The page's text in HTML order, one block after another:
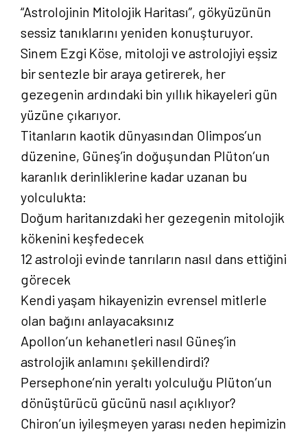
“Astrolojinin Mitolojik Haritası”, gökyüzünün
sessiz tanıklarını yeniden konuşturuyor.
Sinem Ezgi Köse, mitoloji ve astrolojiyi eşsiz
bir sentezle bir araya getirerek, her
gezegenin ardındaki bin yıllık hikayeleri gün
yüzüne çıkarıyor.
Titanların kaotik dünyasından Olimpos’un
düzenine, Güneş’in doğuşundan Plüton’un
karanlık derinliklerine kadar uzanan bu
yolculukta:
Doğum haritanızdaki her gezegenin mitolojik
kökenini keşfedecek
12 astroloji evinde tanrıların nasıl dans ettiğini
görecek
Kendi yaşam hikayenizin evrensel mitlerle
olan bağını anlayacaksınız
Apollon’un kehanetleri nasıl Güneş’in
astrolojik anlamını şekillendirdi?
Persephone’nin yeraltı yolculuğu Plüton’un
dönüştürücü gücünü nasıl açıklıyor?
Chiron’un iyileşmeyen yarası neden hepimizin